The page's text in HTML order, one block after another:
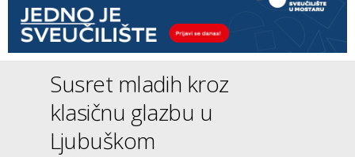
Susret mladih kroz
klasičnu glazbu u
Ljubuškom